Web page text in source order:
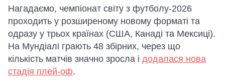
Нагадаємо, чемпіонат світу з футболу-2026
проходить у розширеному новому форматі та
одразу у трьох країнах (США, Канаді та Мексиці).
На Мундіалі грають 48 збірних, через що
кількість матчів значно зросла і додалася нова
стадія плей-оф.